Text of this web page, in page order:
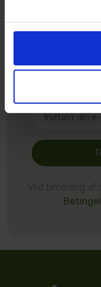
Bliv den
Psst... Vi lover at
Ved tilmelding